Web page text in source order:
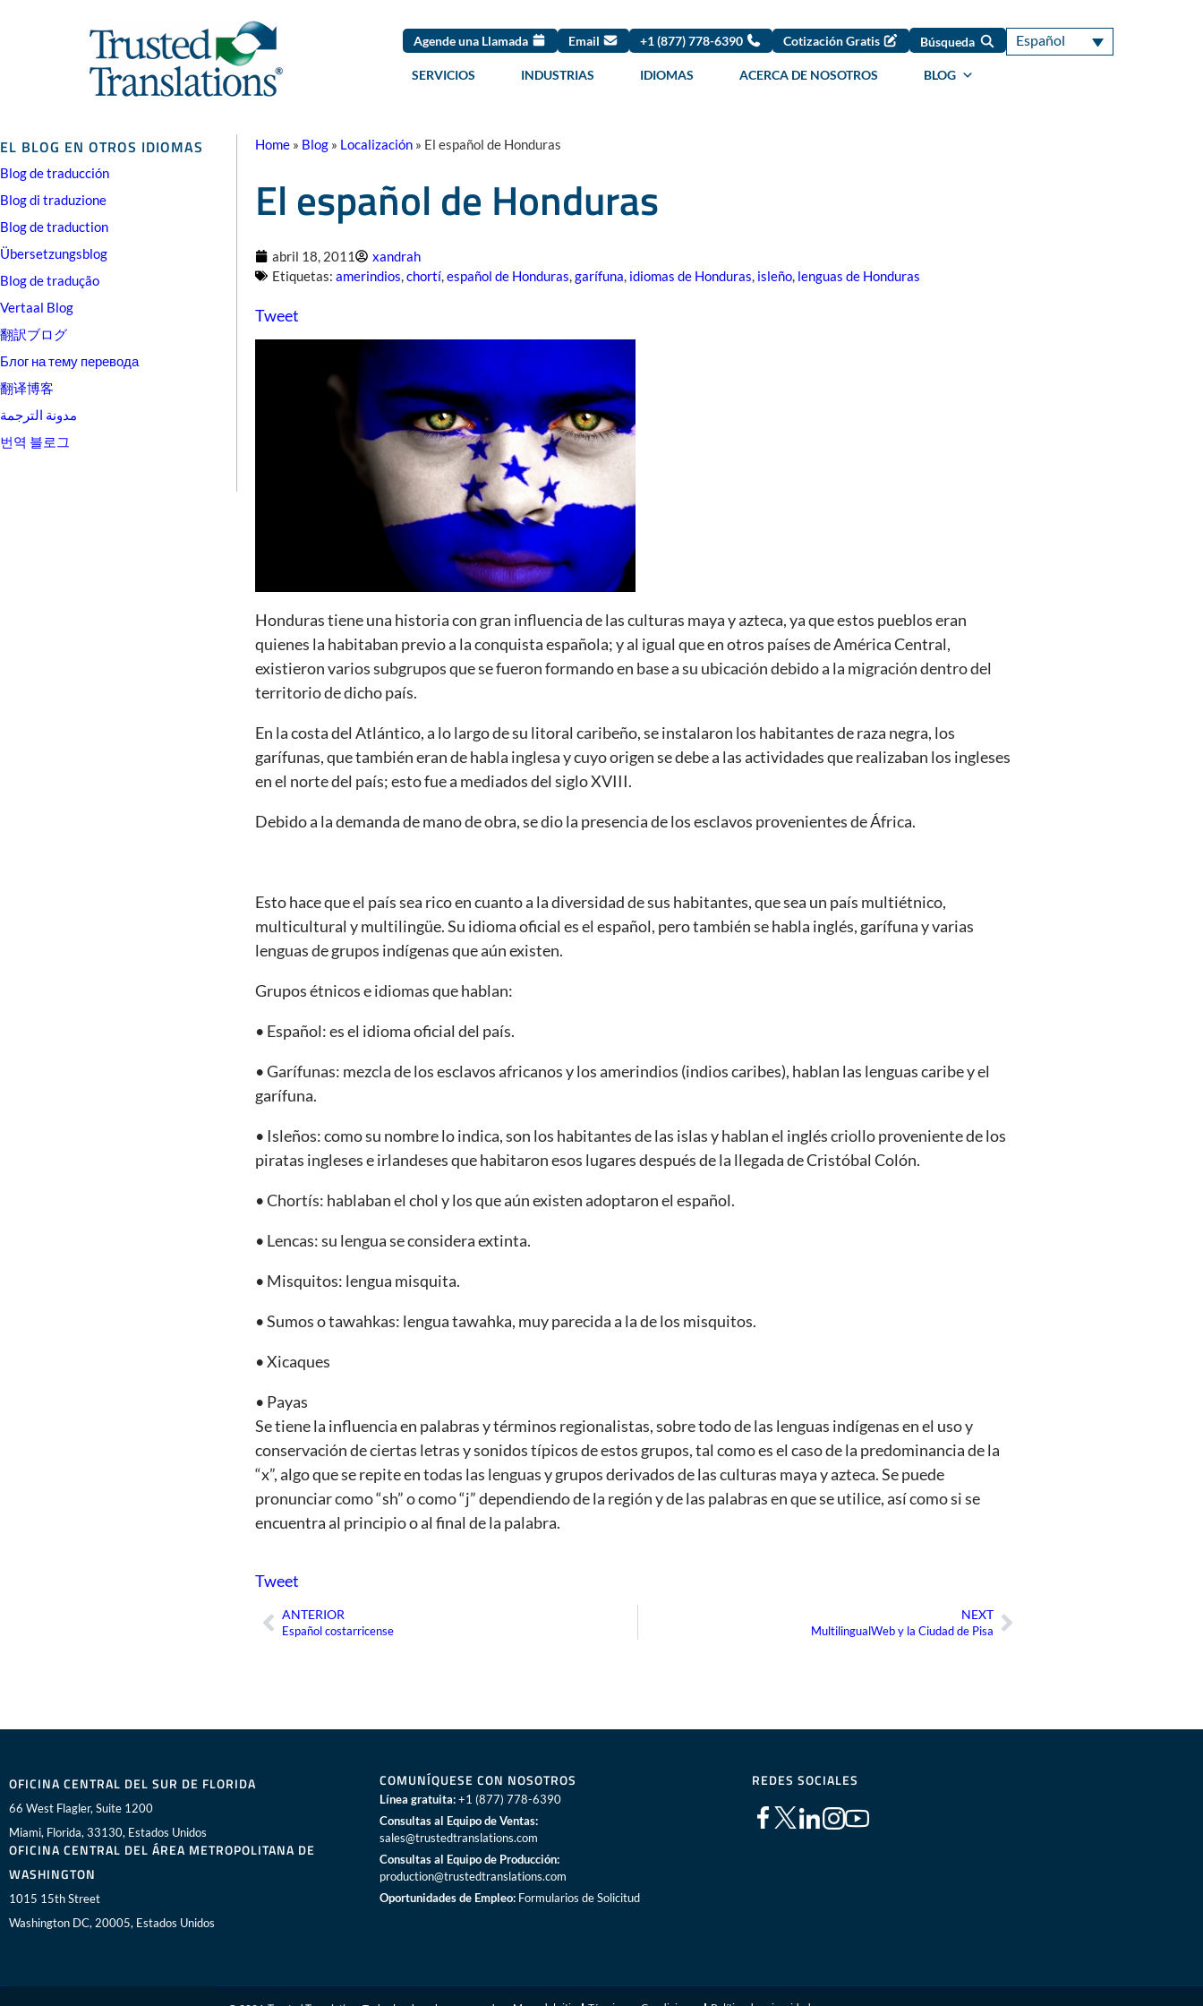
Agende una Llamada Email +1 (877) 778-6390 Cotización Gratis Búsqueda Español
SERVICIOS INDUSTRIAS IDIOMAS ACERCA DE NOSOTROS BLOG
EL BLOG EN OTROS IDIOMAS
Blog de traducción
Blog di traduzione
Blog de traduction
Übersetzungsblog
Blog de tradução
Vertaal Blog
翻訳ブログ
Блог на тему перевода
翻译博客
مدونة الترجمة
번역 블로그
Home » Blog » Localización » El español de Honduras
El español de Honduras
abril 18, 2011
xandrah
Etiquetas: amerindios,chortí,español de Honduras,garífuna, idiomas de Honduras, isleño, lenguas de Honduras
Tweet
Honduras tiene una historia con gran influencia de las culturas maya y azteca, ya que estos pueblos eran
quienes la habitaban previo a la conquista española; y al igual que en otros países de América Central,
existieron varios subgrupos que se fueron formando en base a su ubicación debido a la migración dentro del
territorio de dicho país.
En la costa del Atlántico, a lo largo de su litoral caribeño, se instalaron los habitantes de raza negra, los
garífunas, que también eran de habla inglesa y cuyo origen se debe a las actividades que realizaban los ingleses
en el norte del país; esto fue a mediados del siglo XVIII.
Debido a la demanda de mano de obra, se dio la presencia de los esclavos provenientes de África.
Esto hace que el país sea rico en cuanto a la diversidad de sus habitantes, que sea un país multiétnico,
multicultural y multilingüe. Su idioma oficial es el español, pero también se habla inglés, garífuna y varias
lenguas de grupos indígenas que aún existen.
Grupos étnicos e idiomas que hablan:
• Español: es el idioma oficial del país.
• Garífunas: mezcla de los esclavos africanos y los amerindios (indios caribes), hablan las lenguas caribe y el
garífuna.
• Isleños: como su nombre lo indica, son los habitantes de las islas y hablan el inglés criollo proveniente de los
piratas ingleses e irlandeses que habitaron esos lugares después de la llegada de Cristóbal Colón.
• Chortís: hablaban el chol y los que aún existen adoptaron el español.
• Lencas: su lengua se considera extinta.
• Misquitos: lengua misquita.
• Sumos o tawahkas: lengua tawahka, muy parecida a la de los misquitos.
• Xicaques
• Payas
Se tiene la influencia en palabras y términos regionalistas, sobre todo de las lenguas indígenas en el uso y
conservación de ciertas letras y sonidos típicos de estos grupos, tal como es el caso de la predominancia de la
“x”, algo que se repite en todas las lenguas y grupos derivados de las culturas maya y azteca. Se puede
pronunciar como “sh” o como “j” dependiendo de la región y de las palabras en que se utilice, así como si se
encuentra al principio o al final de la palabra.
Tweet
AntANTERIOR
Español costarricense
NEXT
MultilingualWeb y la Ciudad de Pisa Siguiente
OFICINA CENTRAL DEL SUR DE FLORIDA
66 West Flagler, Suite 1200
Miami, Florida, 33130, Estados Unidos
OFICINA CENTRAL DEL ÁREA METROPOLITANA DE
WASHINGTON
1015 15th Street
Washington DC, 20005, Estados Unidos
COMUNÍQUESE CON NOSOTROS
Línea gratuita: +1 (877) 778-6390
Consultas al Equipo de Ventas:
sales@trustedtranslations.com
Consultas al Equipo de Producción:
production@trustedtranslations.com
Oportunidades de Empleo: Formularios de Solicitud
REDES SOCIALES